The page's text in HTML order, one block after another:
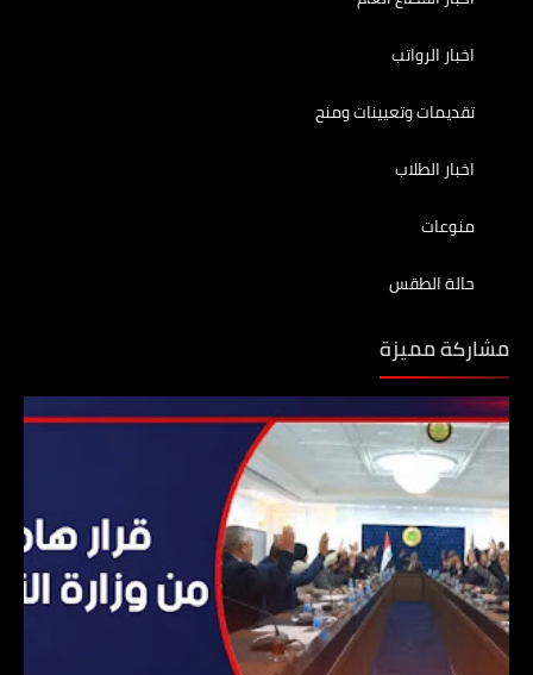
اخبار الرواتب
تقديمات وتعيينات ومنح
اخبار الطلاب
منوعات
حالة الطقس
مشاركة مميزة